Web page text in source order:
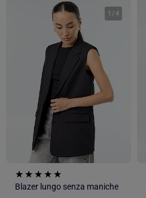
1 /4
Blazer lungo senza maniche